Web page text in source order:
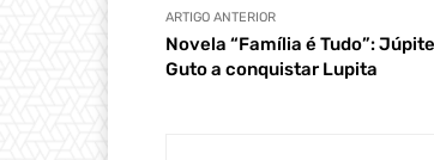
ARTIGO ANTERIOR
Novela “Família é Tudo”:
Guto a conquistar Lupita